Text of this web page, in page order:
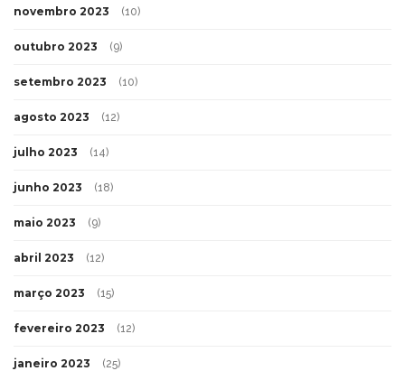
novembro 2023 (10)
outubro 2023 (9)
setembro 2023 (10)
agosto 2023 (12)
julho 2023 (14)
junho 2023 (18)
maio 2023 (9)
abril 2023 (12)
março 2023 (15)
fevereiro 2023 (12)
janeiro 2023 (25)